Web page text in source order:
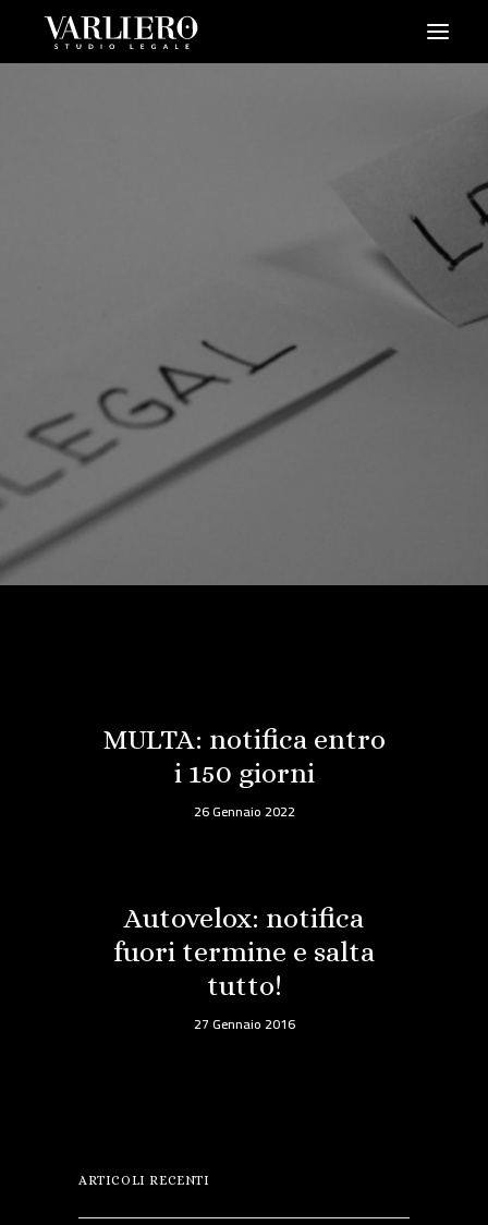
PRENDI UN APPUNTAMENTO
MULTA: notifica entro
i 150 giorni
26 Gennaio 2022
Autovelox: notifica
fuori termine e salta
tutto!
27 Gennaio 2016
ARTICOLI RECENTI